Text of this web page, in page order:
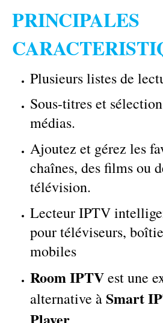
PRINCIPALES
Plusieurs listes de
Sous-titres et
médias.
Ajoutez et gérez les
chaînes, des films ou
télévision.
Lecteur IPTV
pour téléviseurs,
mobiles
Room IPTVest une
alternative àSmart